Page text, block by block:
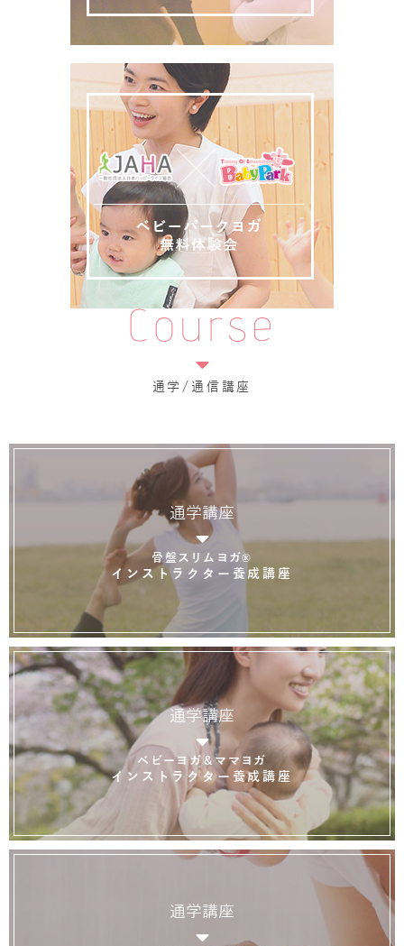
Course
通学/通信講座
通学講座
骨盤スリムヨガ®
インストラクター養成講座
通学講座
ベビーヨガ＆ママヨガ
インストラクター養成講座
通学講座